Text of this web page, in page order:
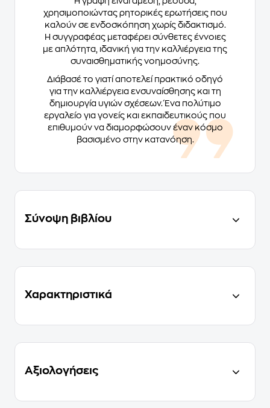
χρησιμοποιώντας ρητορικές ερωτήσεις που
καλούν σε ενδοσκόπηση χωρίς διδακτισμό.
Η συγγραφέας μεταφέρει σύνθετες έννοιες
με απλότητα, ιδανική για την καλλιέργεια της
συναισθηματικής νοημοσύνης.
Διάβασέ το γιατί αποτελεί πρακτικό οδηγό
για την καλλιέργεια ενσυναίσθησης και τη
δημιουργία υγιών σχέσεων. Ένα πολύτιμο
εργαλείο για γονείς και εκπαιδευτικούς που
επιθυμούν να διαμορφώσουν έναν κόσμο
βασισμένο στην κατανόηση.
Σύνοψη βιβλίου
Χαρακτηριστικά
Αξιολογήσεις